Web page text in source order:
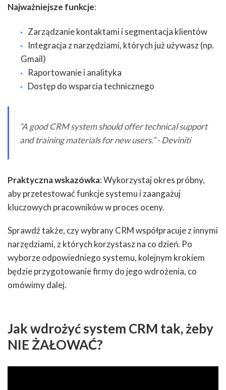
Najważniejsze funkcje:
Zarządzanie kontaktami i segmentacja klientów
Integracja z narzędziami, których już używasz (np.
Gmail)
Raportowanie i analityka
Dostęp do wsparcia technicznego
“A good CRM system should offer technical support
and training materials for new users.” - Deviniti
Praktyczna wskazówka: Wykorzystaj okres próbny,
aby przetestować funkcje systemu i zaangażuj
kluczowych pracowników w proces oceny.
Sprawdź także, czy wybrany CRM współpracuje z innymi
narzędziami, z których korzystasz na co dzień. Po
wyborze odpowiedniego systemu, kolejnym krokiem
będzie przygotowanie firmy do jego wdrożenia, co
omówimy dalej.
Jak wdrożyć system CRM tak, żeby
NIE ŻAŁOWAĆ?